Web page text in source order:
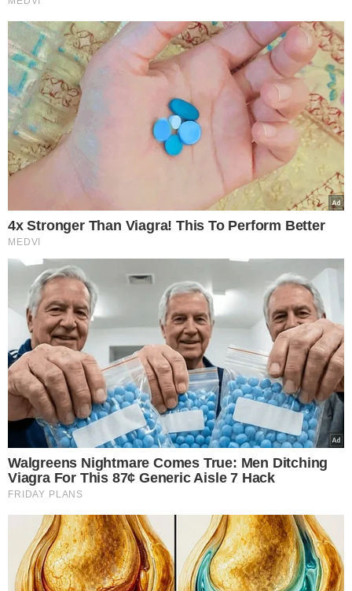
TÓPICOS
PILOTO RALLY CERAPIÓ ENCONTRADO MORTO
VER COMENTÁRIOS
VEJA TAMBÉM